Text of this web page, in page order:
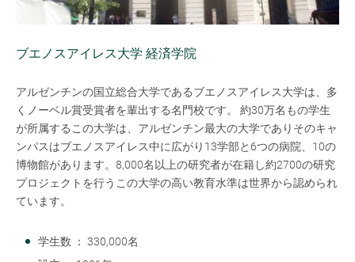
ブエノスアイレス大学 経済学院
アルゼンチンの国立総合大学であるブエノスアイレス大学は、多
くノーベル賞受賞者を輩出する名門校です。 約30万名もの学生
が所属するこの大学は、アルゼンチン最大の大学でありそのキャ
ンパスはブエノスアイレス中に広がり13学部と6つの病院、10の
博物館があります。8,000名以上の研究者が在籍し約2700の研究
プロジェクトを行うこの大学の高い教育水準は世界から認められ
ています。
学生数 ： 330,000名